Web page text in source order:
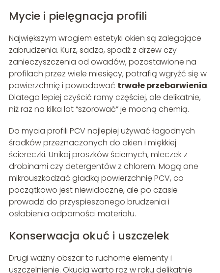
Mycie i pielęgnacja profili
Największym wrogiem estetyki okien są zalegające
zabrudzenia. Kurz, sadza, spadź z drzew czy
zanieczyszczenia od owadów, pozostawione na
profilach przez wiele miesięcy, potrafią wgryźć się w
powierzchnię i powodować trwałe przebarwienia.
Dlatego lepiej czyścić ramy częściej, ale delikatnie,
niż raz na kilka lat “szorować” je mocną chemią.
Do mycia profili PCV najlepiej używać łagodnych
środków przeznaczonych do okien i miękkiej
ściereczki. Unikaj proszków ściernych, mleczek z
drobinami czy detergentów z chlorem. Mogą one
mikrouszkodzać gładką powierzchnię PCV, co
początkowo jest niewidoczne, ale po czasie
prowadzi do przyspieszonego brudzenia i
osłabienia odporności materiału.
Konserwacja okuć i uszczelek
Drugi ważny obszar to ruchome elementy i
uszczelnienie. Okucia warto raz w roku delikatnie